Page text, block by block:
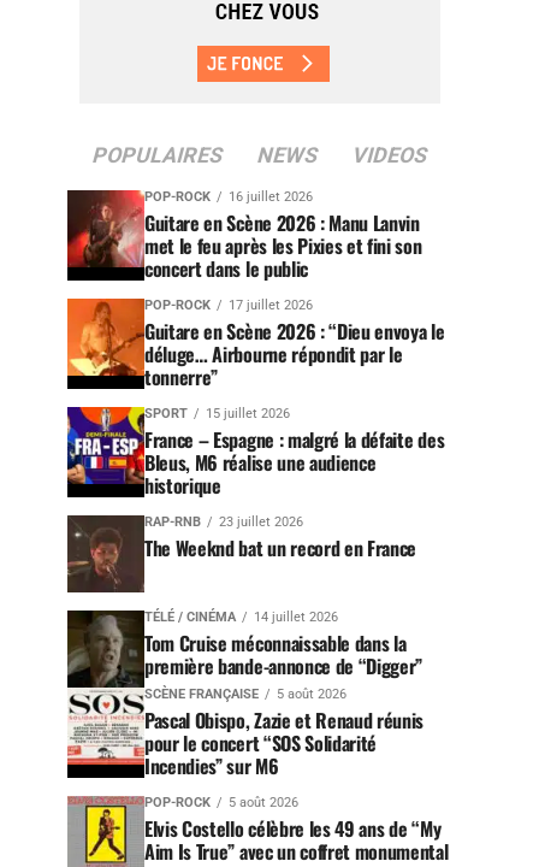
POPULAIRES NEWS VIDEOS
POP-ROCK 16 juillet 2026
Guitare en Scène 2026 : Manu Lanvin
met le feu après les Pixies et fini son
concert dans le public
POP-ROCK 17 juillet 2026
Guitare en Scène 2026 : “Dieu envoya le
déluge… Airbourne répondit par le
tonnerre”
SPORT 15 juillet 2026
France – Espagne : malgré la défaite des
Bleus, M6 réalise une audience
historique
RAP-RNB 23 juillet 2026
The Weeknd bat un record en France
TÉLÉ / CINÉMA 14 juillet 2026
Tom Cruise méconnaissable dans la
première bande-annonce de “Digger”
SCÈNE FRANÇAISE 5 août 2026
Pascal Obispo, Zazie et Renaud réunis
pour le concert “SOS Solidarité
Incendies” sur M6
POP-ROCK 5 août 2026
Elvis Costello célèbre les 49 ans de “My
Aim Is True” avec un coffret monumental